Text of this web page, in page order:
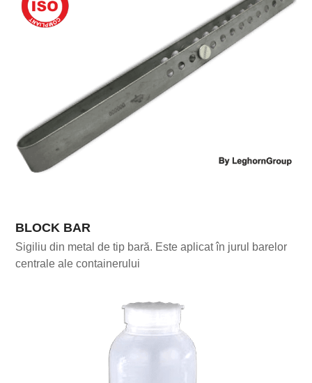
BLOCK BAR
Sigiliu din metal de tip bară. Este aplicat în jurul barelor
centrale ale containerului